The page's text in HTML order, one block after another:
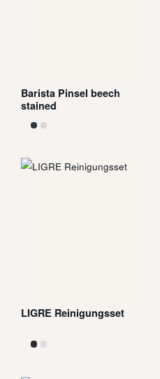
Barista Pinsel beech
stained
LIGRE Reinigungsset